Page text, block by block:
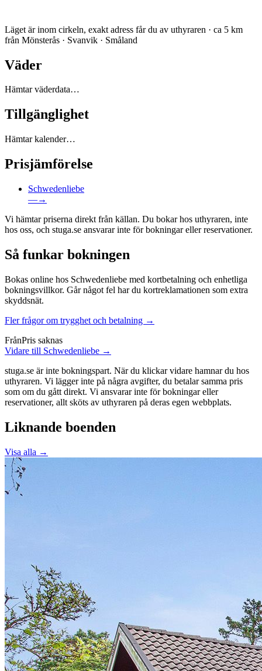
Läget är inom cirkeln, exakt adress får du av uthyraren · ca 5 km
från Mönsterås · Svanvik · Småland
Väder
Hämtar väderdata…
Tillgänglighet
Hämtar kalender…
Prisjämförelse
Schwedenliebe
—→
Vi hämtar priserna direkt från källan. Du bokar hos uthyraren, inte
hos oss, och stuga.se ansvarar inte för bokningar eller reservationer.
Så funkar bokningen
Bokas online hos Schwedenliebe med kortbetalning och enhetliga
bokningsvillkor. Går något fel har du kortreklamationen som extra
skyddsnät.
Fler frågor om trygghet och betalning →
FrånPris saknas
Vidare till Schwedenliebe →
stuga.se är inte bokningspart. När du klickar vidare hamnar du hos
uthyraren. Vi lägger inte på några avgifter, du betalar samma pris
som om du gått direkt. Vi ansvarar inte för bokningar eller
reservationer, allt sköts av uthyraren på deras egen webbplats.
Liknande boenden
Visa alla →